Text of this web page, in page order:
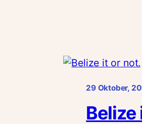
29 Oktober,
Belize